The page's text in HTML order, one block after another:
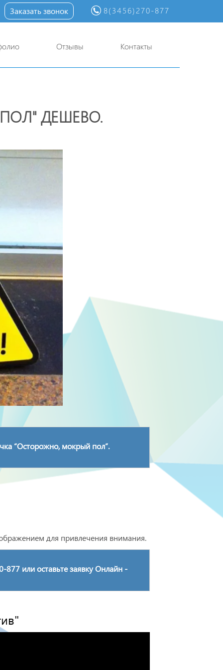
8(3456)270-877
Заказать звонок
Отзывы Контакты
ДЕШЕВО.
“Осторожно, мокрый пол”.
для привлечения внимания.
877 или оставьте заявку Онлайн -